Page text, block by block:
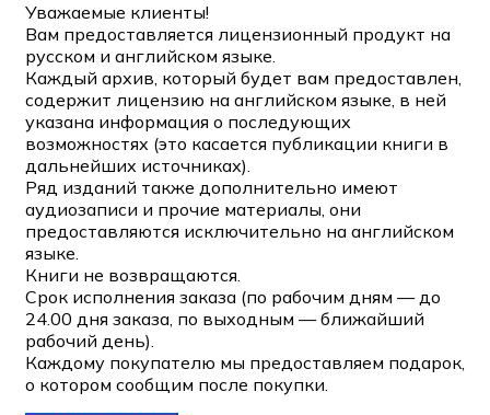
Уважаемые клиенты!
Вам предоставляется лицензионный продукт на
русском и английском языке.
Каждый архив, который будет вам предоставлен,
содержит лицензию на английском языке, в ней
указана информация о последующих
возможностях (это касается публикации книги в
дальнейших источниках).
Ряд изданий также дополнительно имеют
аудиозаписи и прочие материалы, они
предоставляются исключительно на английском
языке.
Книги не возвращаются.
Срок исполнения заказа (по рабочим дням — до
24.00 дня заказа, по выходным — ближайший
рабочий день).
Каждому покупателю мы предоставляем подарок,
о котором сообщим после покупки.